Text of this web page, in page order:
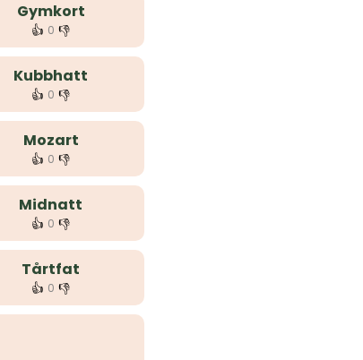
Gymkort
👍 0 👎
Kubbhatt
👍 0 👎
Mozart
👍 0 👎
Midnatt
👍 0 👎
Tårtfat
👍 0 👎